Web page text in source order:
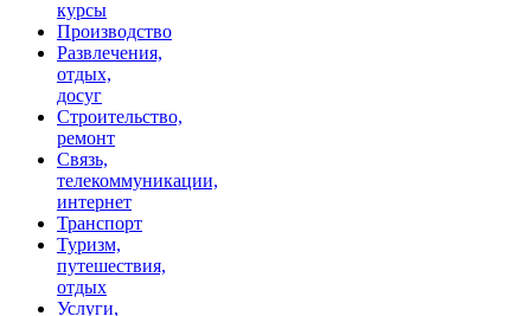
курсы
Производство
Развлечения,
отдых,
досуг
Строительство,
ремонт
Связь,
телекоммуникации,
интернет
Транспорт
Туризм,
путешествия,
отдых
Услуги,